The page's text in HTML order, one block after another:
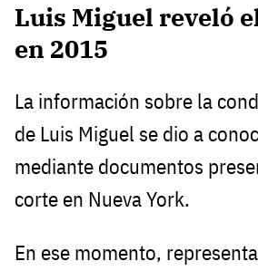
Luis Miguel reveló
en 2015
La información sobre la
de Luis Miguel se dio a
mediante documentos
corte en Nueva York.
En ese momento,